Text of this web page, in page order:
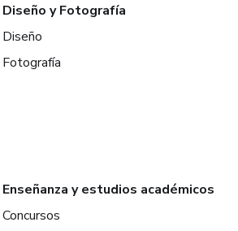
Diseño y Fotografía
Diseño
Fotografía
Enseñanza y estudios académicos
Concursos